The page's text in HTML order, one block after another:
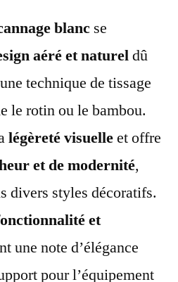
blanc se
aéré et natureldû
technique de tissage
le rotin ou le bambou.
légèreté visuelleet offre
et de modernité,
divers styles décoratifs.
et
une note d’élégance
pour l’équipement